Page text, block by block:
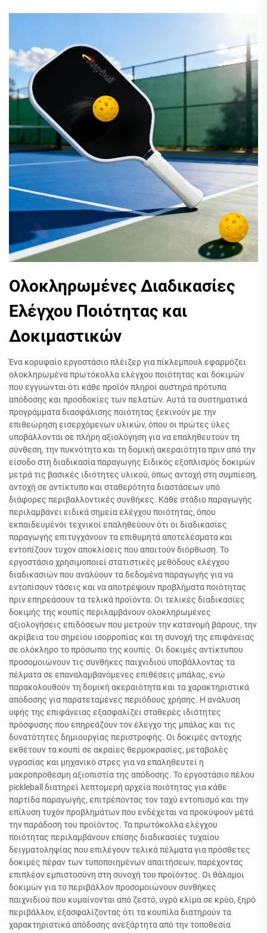
Ολοκληρωμένες Διαδικασίες
Ελέγχου Ποιότητας και
Δοκιμαστικών
Ένα κορυφαίο εργοστάσιο πλέιζερ για πίκλεμπουλ εφαρμόζει
ολοκληρωμένα πρωτόκολλα ελέγχου ποιότητας και δοκιμών
που εγγυώνται ότι κάθε προϊόν πληροί αυστηρά πρότυπα
απόδοσης και προσδοκίες των πελατών. Αυτά τα συστηματικά
προγράμματα διασφάλισης ποιότητας ξεκινούν με την
επιθεώρηση εισερχόμενων υλικών, όπου οι πρώτες ύλες
υποβάλλονται σε πλήρη αξιολόγηση για να επαληθευτούν τη
σύνθεση, την πυκνότητα και τη δομική ακεραιότητα πριν από την
είσοδο στη διαδικασία παραγωγής Ειδικός εξοπλισμός δοκιμών
μετρά τις βασικές ιδιότητες υλικού, όπως αντοχή στη συμπίεση,
αντοχή σε αντίκτυπο και σταθερότητα διαστάσεων υπό
διάφορες περιβαλλοντικές συνθήκες. Κάθε στάδιο παραγωγής
περιλαμβάνει ειδικά σημεία ελέγχου ποιότητας, όπου
εκπαιδευμένοι τεχνικοί επαληθεύουν ότι οι διαδικασίες
παραγωγής επιτυγχάνουν τα επιθυμητά αποτελέσματα και
εντοπίζουν τυχόν αποκλίσεις που απαιτούν διόρθωση. Το
εργοστάσιο χρησιμοποιεί στατιστικές μεθόδους ελέγχου
διαδικασιών που αναλύουν τα δεδομένα παραγωγής για να
εντοπίσουν τάσεις και να αποτρέψουν προβλήματα ποιότητας
πριν επηρεάσουν τα τελικά προϊόντα. Οι τελικές διαδικασίες
δοκιμής της κουπίς περιλαμβάνουν ολοκληρωμένες
αξιολογήσεις επιδόσεων που μετρούν την κατανομή βάρους, την
ακρίβεια του σημείου ισορροπίας και τη συνοχή της επιφάνειας
σε ολόκληρο το πρόσωπο της κουπίς. Οι δοκιμές αντίκτυπου
προσομοιώνουν τις συνθήκες παιχνιδιού υποβάλλοντας τα
πέλματα σε επαναλαμβανόμενες επιθέσεις μπάλας, ενώ
παρακολουθούν τη δομική ακεραιότητα και τα χαρακτηριστικά
απόδοσης για παρατεταμένες περιόδους χρήσης. Η ανάλυση
υφής της επιφάνειας εξασφαλίζει σταθερές ιδιότητες
πρόσφυσης που επηρεάζουν τον έλεγχο της μπάλας και τις
δυνατότητες δημιουργίας περιστροφής. Οι δοκιμές αντοχής
εκθέτουν τα κουπί σε ακραίες θερμοκρασίες, μεταβολές
υγρασίας και μηχανικό στρες για να επαληθευτεί η
μακροπρόθεσμη αξιοπιστία της απόδοσης. Το εργοστάσιο πέλου
pickleball διατηρεί λεπτομερή αρχεία ποιότητας για κάθε
παρτίδα παραγωγής, επιτρέποντας τον ταχύ εντοπισμό και την
επίλυση τυχόν προβλημάτων που ενδέχεται να προκύψουν μετά
την παράδοση του προϊόντος. Τα πρωτόκολλα ελέγχου
ποιότητας περιλαμβάνουν επίσης διαδικασίες τυχαίου
δειγματοληψίας που επιλέγουν τελικά πέλματα για πρόσθετες
δοκιμές πέραν των τυποποιημένων απαιτήσεων, παρέχοντας
επιπλέον εμπιστοσύνη στη συνοχή του προϊόντος. Οι θάλαμοι
δοκιμών για το περιβάλλον προσομοιώνουν συνθήκες
παιχνιδιού που κυμαίνονται από ζεστό, υγρό κλίμα σε κρύο, ξηρό
περιβάλλον, εξασφαλίζοντας ότι τα κουπίλα διατηρούν τα
χαρακτηριστικά απόδοσης ανεξάρτητα από την τοποθεσία